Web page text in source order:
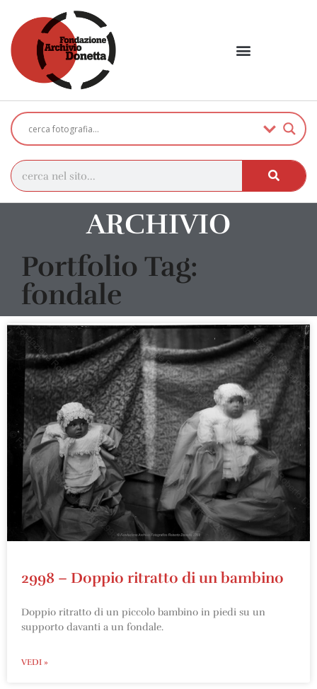
ARCHIVIO
Portfolio Tag:
fondale
2998 – Doppio ritratto di un bambino
Doppio ritratto di un piccolo bambino in piedi su un
supporto davanti a un fondale.
VEDI »